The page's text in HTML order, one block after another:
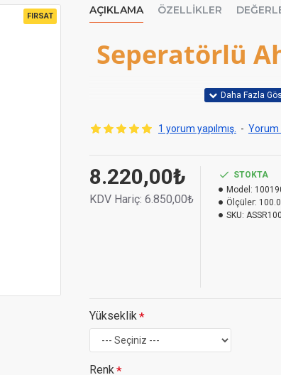
FIRSAT AÇIKLAMA ÖZELLIKLER
Seperatörlü
1 yorum yapılmış. - Yorum
8.220,00₺
KDV Hariç: 6.850,00₺
STOKTA
Model:
Ölçüler:
SKU:
Yükseklik
Renk